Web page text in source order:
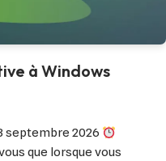
à Windows
septembre 2026
que lorsque vous